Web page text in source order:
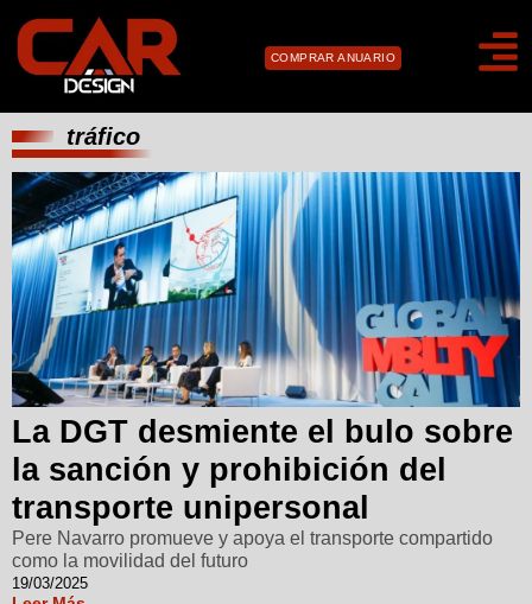
COMPRAR ANUARIO
tráfico
La DGT desmiente el bulo sobre
la sanción y prohibición del
transporte unipersonal
Pere Navarro promueve y apoya el transporte compartido
como la movilidad del futuro
19/03/2025